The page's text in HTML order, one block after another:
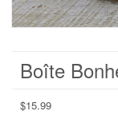
Boîte
$15.99